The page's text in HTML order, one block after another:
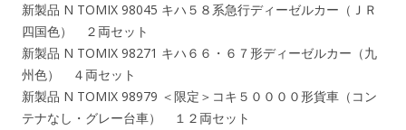
新製品 N TOMIX 98045 キハ５８系急行ディーゼルカー（ＪＲ
四国色） ２両セット
新製品 N TOMIX 98271 キハ６６・６７形ディーゼルカー（九
州色） ４両セット
新製品 N TOMIX 98979 ＜限定＞コキ５００００形貨車（コン
テナなし・グレー台車） １２両セット